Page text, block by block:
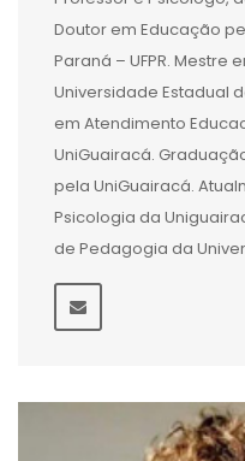
Doutor em Educação
Paraná – UFPR. Mestre
Universidade Estadual
em Atendimento
UniGuairacá.
pela UniGuairacá.
Psicologia da
de Pedagogia da